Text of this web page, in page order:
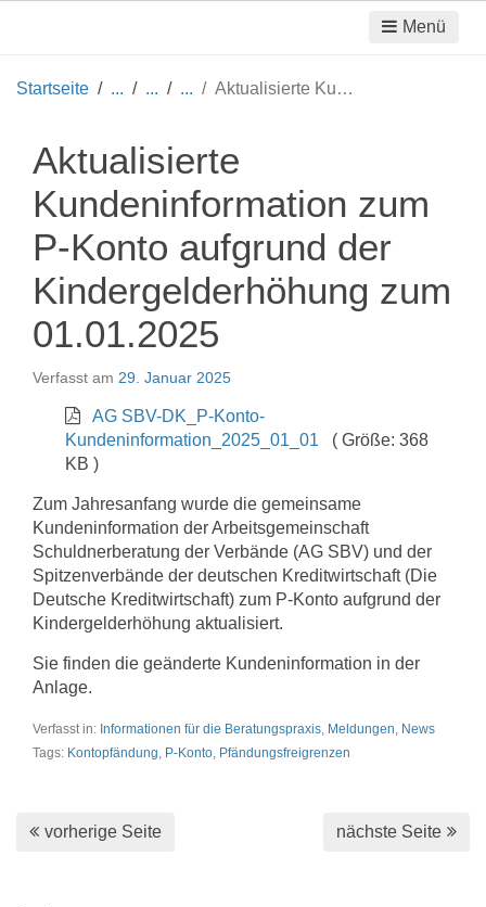
Menü
Startseite Aktualisierte Kundeninformation zum P-Konto aufgrund der Kindergelderhöhung zum 01.01.2025
Aktualisierte
Kundeninformation zum
P-Konto aufgrund der
Kindergelderhöhung zum
01.01.2025
Verfasst am 29. Januar 2025
AG SBV-DK_P-Konto-
Kundeninformation_2025_01_01
( Größe: 368
KB )
Zum Jahresanfang wurde die gemeinsame
Kundeninformation der Arbeitsgemeinschaft
Schuldnerberatung der Verbände (AG SBV) und der
Spitzenverbände der deutschen Kreditwirtschaft (Die
Deutsche Kreditwirtschaft) zum P-Konto aufgrund der
Kindergelderhöhung aktualisiert.
Sie finden die geänderte Kundeninformation in der
Anlage.
Verfasst in: Informationen für die Beratungspraxis, Meldungen, News
Tags: Kontopfändung, P-Konto, Pfändungsfreigrenzen
vorherige Seite nächste Seite